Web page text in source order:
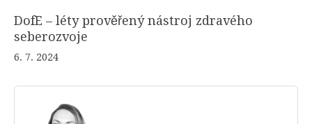
DofE – léty prověřený nástroj zdravého
seberozvoje
6. 7. 2024